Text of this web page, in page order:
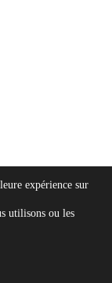
expérience sur
utilisons ou les
Banner